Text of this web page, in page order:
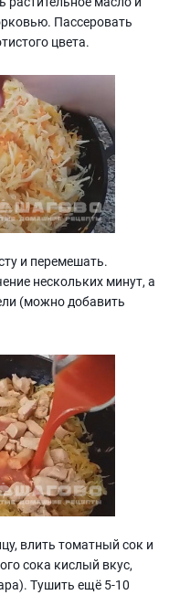
Пассеровать
цвета.
и перемешать.
нескольких минут, а
(можно добавить
влить томатный сок и
сока кислый вкус,
Тушить ещё 5-10